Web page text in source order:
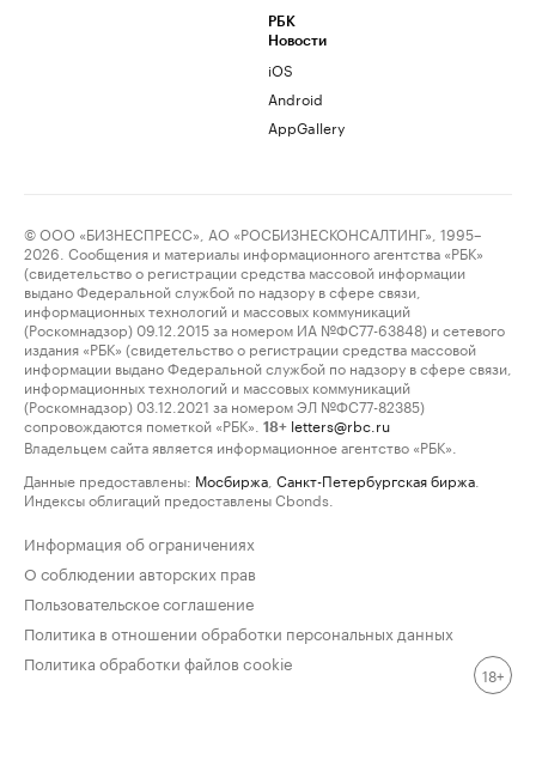
РБК
Новости
iOS
Android
AppGallery
© ООО «БИЗНЕСПРЕСС», АО «РОСБИЗНЕСКОНСАЛТИНГ», 1995–
2026. Сообщения и материалы информационного агентства «РБК»
(свидетельство о регистрации средства массовой информации
выдано Федеральной службой по надзору в сфере связи,
информационных технологий и массовых коммуникаций
(Роскомнадзор) 09.12.2015 за номером ИА №ФС77-63848) и сетевого
издания «РБК» (свидетельство о регистрации средства массовой
информации выдано Федеральной службой по надзору в сфере связи,
информационных технологий и массовых коммуникаций
(Роскомнадзор) 03.12.2021 за номером ЭЛ №ФС77-82385)
сопровождаются пометкой «РБК».
18+ letters@rbc.ru
Владельцем сайта является информационное агентство «РБК».
Данные предоставлены: Мосбиржа Санкт-Петербургская биржа
Индексы облигаций предоставлены Cbonds.
Информация об ограничениях
О соблюдении авторских прав
Пользовательское соглашение
Политика в отношении обработки персональных данных
Политика обработки файлов cookie
18+